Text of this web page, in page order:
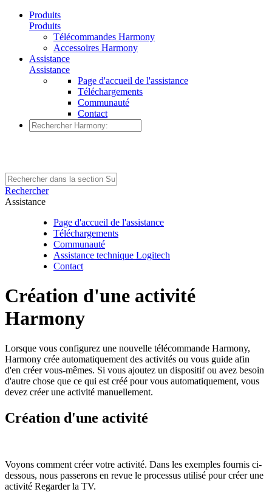
Produits
Produits
Télécommandes Harmony
Accessoires Harmony
Assistance
Assistance
Page d'accueil de l'assistance
Téléchargements
Communauté
Contact
Rechercher
Assistance
Page d'accueil de l'assistance
Téléchargements
Communauté
Assistance technique Logitech
Contact
Création d'une activité
Harmony
Lorsque vous configurez une nouvelle télécommande Harmony,
Harmony crée automatiquement des activités ou vous guide afin
d'en créer vous-mêmes. Si vous ajoutez un dispositif ou avez besoin
d'autre chose que ce qui est créé pour vous automatiquement, vous
devez créer une activité manuellement.
Création d'une activité
Voyons comment créer votre activité. Dans les exemples fournis ci-
dessous, nous passerons en revue le processus utilisé pour créer une
activité Regarder la TV.